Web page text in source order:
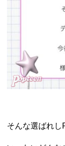
そんな選ばれし